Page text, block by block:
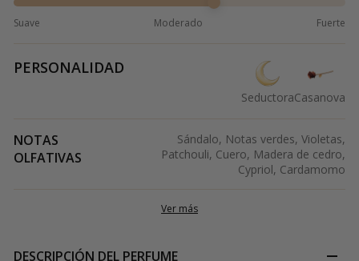
Suave Moderado Fuerte
PERSONALIDAD
SeductoraCasanova
NOTAS
OLFATIVAS
Sándalo, Notas verdes, Violetas,
Patchouli, Cuero, Madera de cedro,
Cypriol, Cardamomo
Ver más
DESCRIPCIÓN DEL PERFUME